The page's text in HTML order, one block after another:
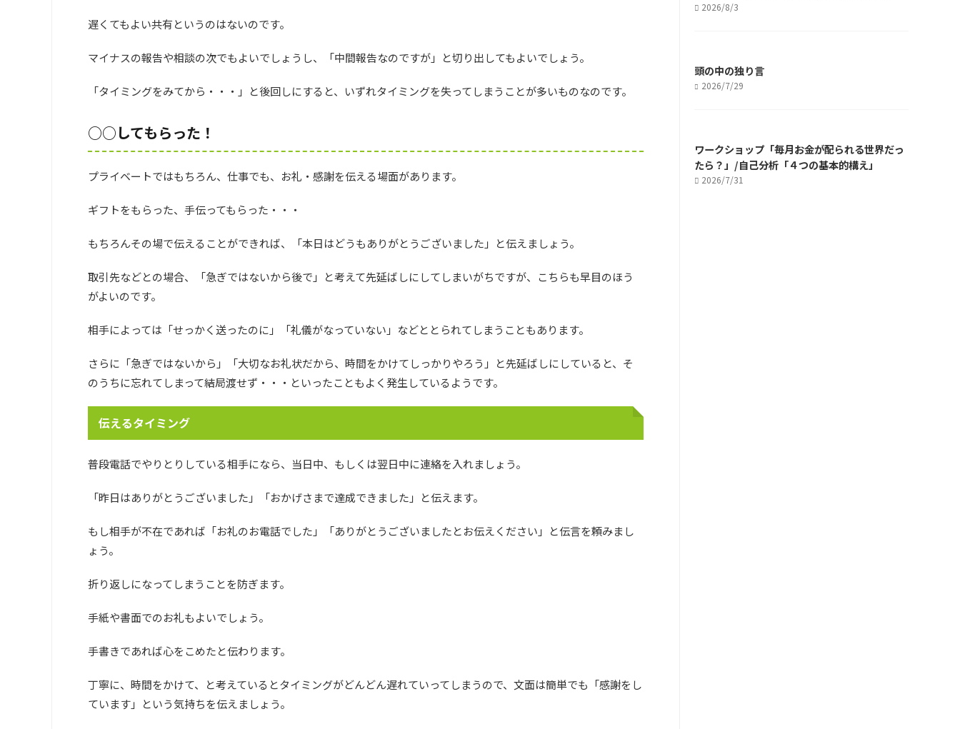
遅くてもよい共有というのはないのです。
マイナスの報告や相談の次でもよいでしょうし、「中間報告なのですが」と切り出してもよいでしょう。
「タイミングをみてから・・・」と後回しにすると、いずれタイミングを失ってしまうことが多いものなのです。
○○してもらった！
プライベートではもちろん、仕事でも、お礼・感謝を伝える場面があります。
ギフトをもらった、手伝ってもらった・・・
もちろんその場で伝えることができれば、「本日はどうもありがとうございました」と伝えましょう。
取引先などとの場合、「急ぎではないから後で」と考えて先延ばしにしてしまいがちですが、こちらも早目のほう
がよいのです。
相手によっては「せっかく送ったのに」「礼儀がなっていない」などととられてしまうこともあります。
さらに「急ぎではないから」「大切なお礼状だから、時間をかけてしっかりやろう」と先延ばしにしていると、そ
のうちに忘れてしまって結局渡せず・・・といったこともよく発生しているようです。
伝えるタイミング
普段電話でやりとりしている相手になら、当日中、もしくは翌日中に連絡を入れましょう。
「昨日はありがとうございました」「おかげさまで達成できました」と伝えます。
もし相手が不在であれば「お礼のお電話でした」「ありがとうございましたとお伝えください」と伝言を頼みまし
ょう。
折り返しになってしまうことを防ぎます。
手紙や書面でのお礼もよいでしょう。
手書きであれば心をこめたと伝わります。
丁寧に、時間をかけて、と考えているとタイミングがどんどん遅れていってしまうので、文面は簡単でも「感謝をし
ています」という気持ちを伝えましょう。
2026/8/3
頭の中の独り言
2026/7/29
ワークショップ「毎月お金が配られる世界だっ
たら？」/自己分析「４つの基本的構え」
2026/7/31